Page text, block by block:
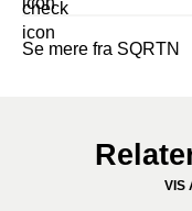
Se mere fra SQRTN
VIS